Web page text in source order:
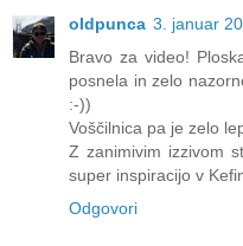
oldpunca 3. januar
Bravo za video!
posnela in zelo
:-))
Voščilnica pa je zelo
Z zanimivim izzivom
super inspiracijo v
Odgovori